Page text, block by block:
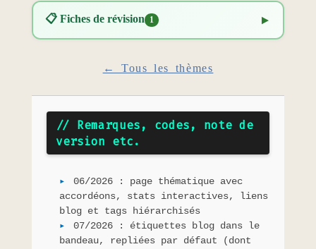
📋 Fiches de révision 1
← Tous les thèmes
// Remarques, codes, note de
version etc.
06/2026 : page thématique avec
accordéons, stats interactives, liens
blog et tags hiérarchisés
07/2026 : étiquettes blog dans le
bandeau, repliées par défaut (dont